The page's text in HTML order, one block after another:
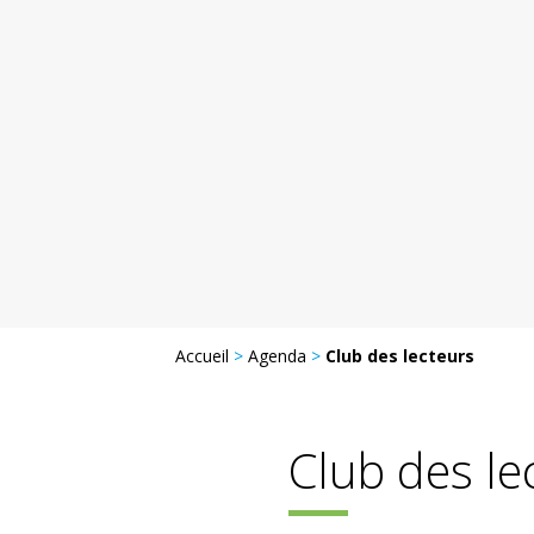
Accueil > Agenda > Club des lecteurs
Club des